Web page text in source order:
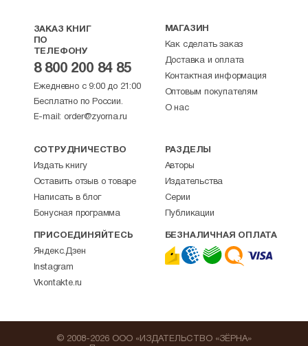
ЗАКАЗ КНИГ
ПО
ТЕЛЕФОНУ
8 800 200 84 85
Ежедневно с 9:00 до 21:00
Бесплатно по России.
E-mail: order@zyorna.ru
МАГАЗИН
Как сделать заказ
Доставка и оплата
Контактная информация
Оптовым покупателям
О нас
СОТРУДНИЧЕСТВО
Издать книгу
Оставить отзыв о товаре
Написать в блог
Бонусная программа
РАЗДЕЛЫ
Авторы
Издательства
Серии
Публикации
ПРИСОЕДИНЯЙТЕСЬ
Яндекс.Дзен
Instagram
Vkontakte.ru
БЕЗНАЛИЧНАЯ ОПЛАТА
© 2008-2026 ООО «ИЗДАТЕЛЬСТВО «ЗЁРНА»